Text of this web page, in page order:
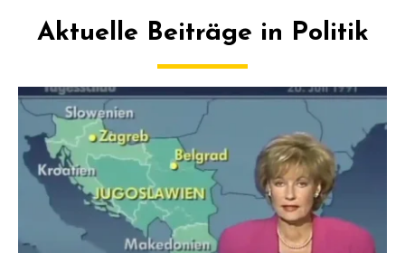
Aktuelle Beiträge in Politik